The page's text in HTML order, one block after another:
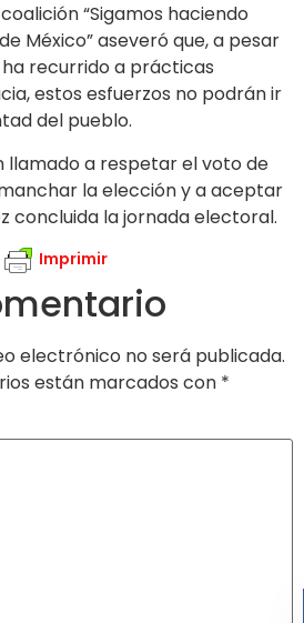
“Sigamos haciendo
México” aseveró que, a pesar
recurrido a prácticas
estos esfuerzos no podrán ir
del pueblo.
llamado a respetar el voto de
la elección y a aceptar
concluida la jornada electoral.
Imprimir
electrónico no será publicada.
están marcados con *